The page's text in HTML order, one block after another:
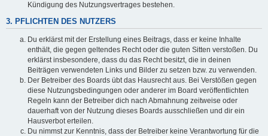
Kündigung des Nutzungsvertrages bestehen.
3. PFLICHTEN DES NUTZERS
Du erklärst mit der Erstellung eines Beitrags, dass er keine Inhalte
enthält, die gegen geltendes Recht oder die guten Sitten verstoßen. Du
erklärst insbesondere, dass du das Recht besitzt, die in deinen
Beiträgen verwendeten Links und Bilder zu setzen bzw. zu verwenden.
Der Betreiber des Boards übt das Hausrecht aus. Bei Verstößen gegen
diese Nutzungsbedingungen oder anderer im Board veröffentlichten
Regeln kann der Betreiber dich nach Abmahnung zeitweise oder
dauerhaft von der Nutzung dieses Boards ausschließen und dir ein
Hausverbot erteilen.
Du nimmst zur Kenntnis, dass der Betreiber keine Verantwortung für die